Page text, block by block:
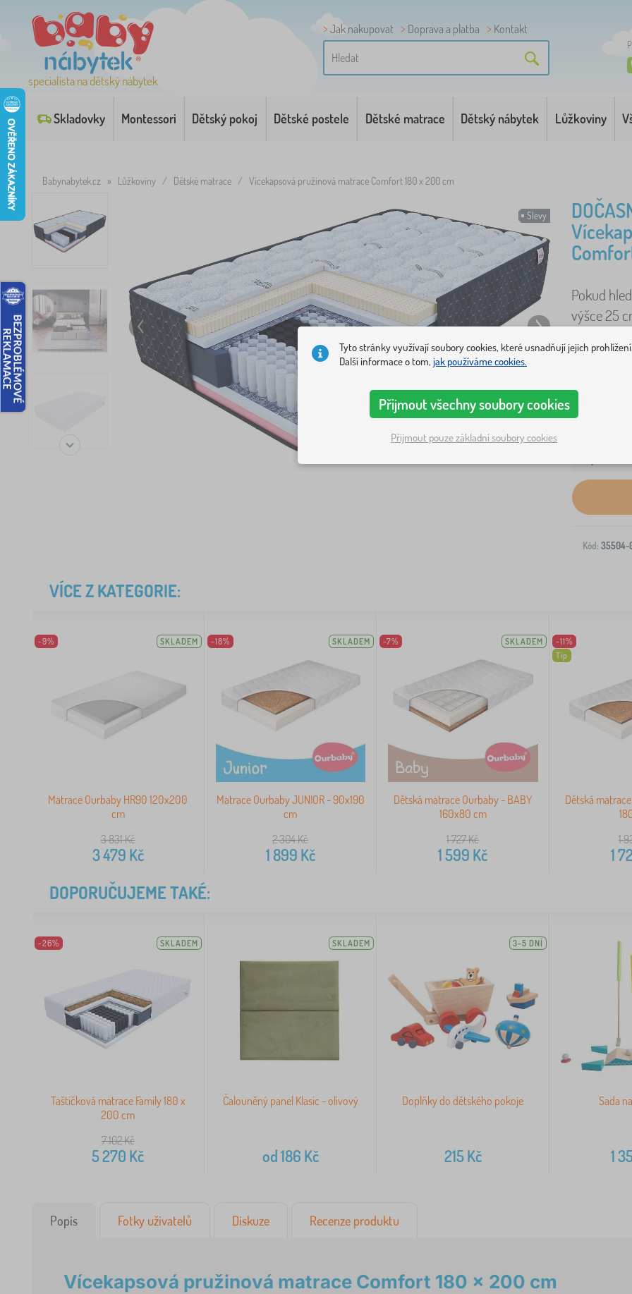
specialista na dětský nábytek
Jak nakupovat Doprava a platba Kontakt
Skladovky Montessori Dětský pokoj Dětské postele Dětské matrace Dětský nábytek Lůžkoviny
Babynabytek.cz » Lůžkoviny / Dětské matrace / Vícekapsová pružinová matrace Comfort 180 x 200 cm
Slevy
Pokud
výšce 25
mnoha
Doprava na
Kód: 35504-
VÍCE Z KATEGORIE:
-9% SKLADEM
Matrace Ourbaby HR90 120x200
cm
3 831Kč
3 479 Kč
-18% SKLADEM
Matrace Ourbaby JUNIOR - 90x190
cm
2 304Kč
1 899 Kč
-7% SKLADEM
Dětská matrace Ourbaby - BABY
160x80 cm
1 727Kč
1 599 Kč
-11%
Tip
Dětská
1
1
DOPORUČUJEME TAKÉ:
-26% SKLADEM
Taštičková matrace Family 180 x
200 cm
7 102Kč
5 270 Kč
SKLADEM
Čalouněný panel Klasic - olivový
od186 Kč
3-5 DNÍ
Doplňky do dětského pokoje
215Kč
Sada
1
Popis Fotky uživatelů Diskuze Recenze produktu
Vícekapsová pružinová matrace Comfort 180 x 200 cm
Tyto stránky využívají soubory cookies, které usnadňují jejich prohlížení.
Další informace o tom, jak používáme cookies.
Přijmout všechny soubory cookies
Přijmout pouze základní soubory cookies